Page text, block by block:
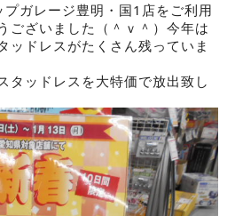
ガレージ豊明・国1店をご利用
ございました（＾ｖ＾）今年は
ッドレスがたくさん残っていま
タッドレスを大特価で放出致し